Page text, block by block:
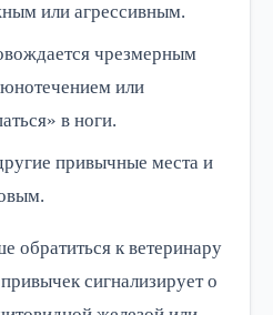
или агрессивным.
чрезмерным
или
в ноги.
привычные места и
обратиться к ветеринару
сигнализирует о